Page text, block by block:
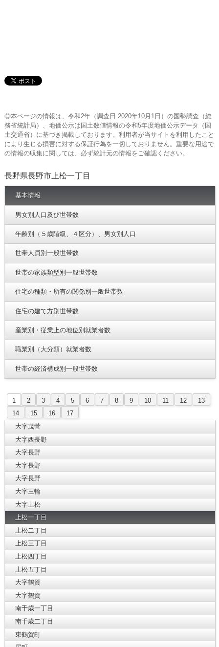
◎本ページの情報は、令和2年（調査日 2020年10月1日）の国勢調査（総
務省統計局）、地価公示は国土数値情報の令和5年度地価公示データ（国
土交通省）に基づき掲載しております。利用者が当サイトを利用したこと
により生じる損害に対する保証行為を一切しておりません。重要な用途で
の情報の収集に関しては、必ず統計元の情報をご確認ください。
長野県長野市上松一丁目
基本情報
男女別人口及び世帯数
年齢別（５歳階級、４区分）、男女別人口
世帯人員別一般世帯数
世帯の家族類型別一般世帯数
住宅の種類・所有の関係別一般世帯数
住宅の建て方別世帯数
産業別・従業上の地位別就業者数
職業別（大分類）就業者数
世帯の経済構成別一般世帯数
1 2 3 4 5 6 7 8 9 10 11 12
13
14
15 16
17
大字茂菅
大字西長野
大字長野
大字長野
大字長野
大字三輪
大字上松
上松一丁目
上松二丁目
上松三丁目
上松四丁目
上松五丁目
大字鶴賀
大字鶴賀
南千歳一丁目
南千歳二丁目
東鶴賀町